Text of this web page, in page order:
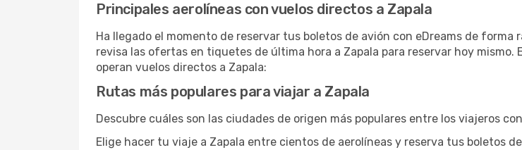
Principales aerolíneas con vuelos directos a Zapala
Ha llegado el momento de reservar tus boletos de avión con eDreams de forma
revisa las ofertas en tiquetes de última hora a Zapala para reservar hoy
operan vuelos directos a Zapala:
Rutas más populares para viajar a Zapala
Descubre cuáles son las ciudades de origen más populares entre los viajeros
Elige hacer tu viaje a Zapala entre cientos de aerolíneas y reserva tus boletos